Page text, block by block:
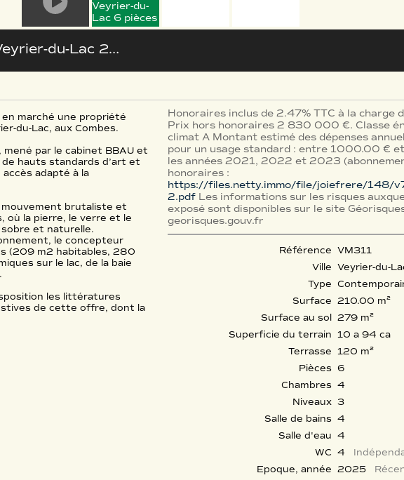
du-Lac 210 m²
marché une propriété
du-Lac, aux Combes.
par le cabinet BBAU et
de hauts standards d’art et
adapté à la
mouvement brutaliste et
où la pierre, le verre et le
et naturelle.
le concepteur
(209 m2 habitables, 280
sur le lac, de la baie
les littératures
de cette offre, dont la
Honoraires inclus de 2.47% TTC à la charge
Prix hors honoraires 2 830 000 €. Classe
climat A Montant estimé des dépenses
pour un usage standard : entre 1000.00 €
les années 2021, 2022 et 2023
honoraires :
https://files.netty.immo/file/joiefrere/148/
2.pdf Les informations sur les risques
exposé sont disponibles sur le site
georisques.gouv.fr
Référence VM311
Ville Veyrier-du-
Type
Surface 210.00 m²
Surface au sol
279 m²
Superficie du terrain 10 a 94 ca
Terrasse 120 m²
Pièces 6
Chambres 4
Niveaux 3
Salle de bains 4
Salle d'eau 4
WC 4
Epoque, année 2025